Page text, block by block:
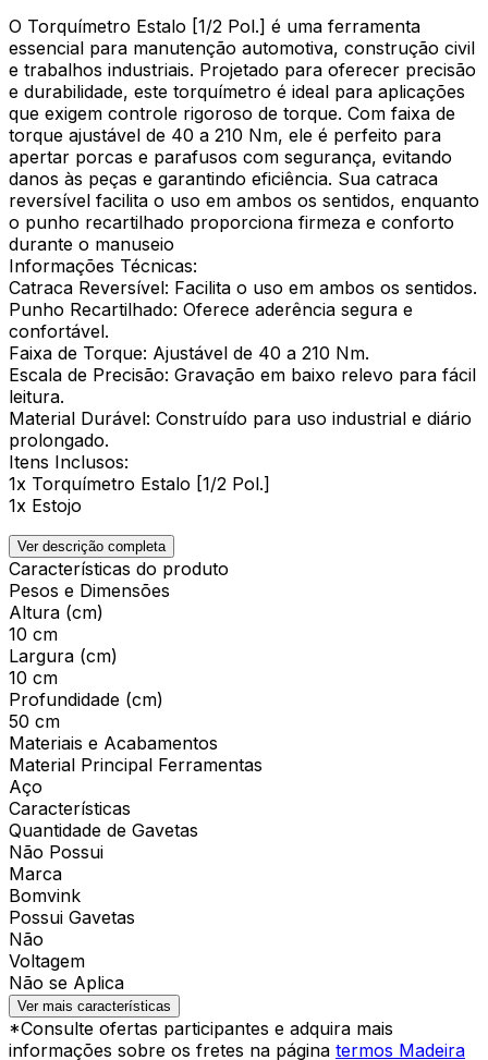
O Torquímetro Estalo [1/2 Pol.] é uma ferramenta
essencial para manutenção automotiva, construção civil
e trabalhos industriais. Projetado para oferecer precisão
e durabilidade, este torquímetro é ideal para aplicações
que exigem controle rigoroso de torque. Com faixa de
torque ajustável de 40 a 210 Nm, ele é perfeito para
apertar porcas e parafusos com segurança, evitando
danos às peças e garantindo eficiência. Sua catraca
reversível facilita o uso em ambos os sentidos, enquanto
o punho recartilhado proporciona firmeza e conforto
durante o manuseio
Informações Técnicas:
Catraca Reversível: Facilita o uso em ambos os sentidos.
Punho Recartilhado: Oferece aderência segura e
confortável.
Faixa de Torque: Ajustável de 40 a 210 Nm.
Escala de Precisão: Gravação em baixo relevo para fácil
leitura.
Material Durável: Construído para uso industrial e diário
prolongado.
Itens Inclusos:
1x Torquímetro Estalo [1/2 Pol.]
1x Estojo
Ver descrição completa
Características do produto
Pesos e Dimensões
Altura (cm)
10 cm
Largura (cm)
10 cm
Profundidade (cm)
50 cm
Materiais e Acabamentos
Material Principal Ferramentas
Aço
Características
Quantidade de Gavetas
Não Possui
Marca
Bomvink
Possui Gavetas
Não
Voltagem
Não se Aplica
Ver mais características
*Consulte ofertas participantes e adquira mais
informações sobre os fretes na página termos Madeira